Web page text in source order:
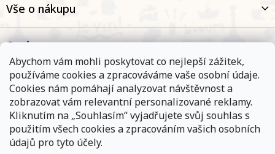
Abychom vám mohli poskytovat co nejlepší zážitek,
používáme cookies a zpracováváme vaše osobní údaje.
Cookies nám pomáhají analyzovat návštěvnost a
zobrazovat vám relevantní personalizované reklamy.
Kliknutím na „Souhlasím“ vyjadřujete svůj souhlas s
použitím všech cookies a zpracováním vašich osobních
údajů pro tyto účely.
Vše o nákupu
O nás
Oblíbené kategorie
Kontakt